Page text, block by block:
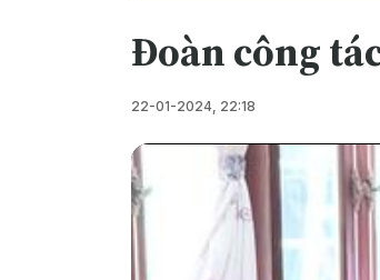
Đoàn công
22-01-2024, 22:18